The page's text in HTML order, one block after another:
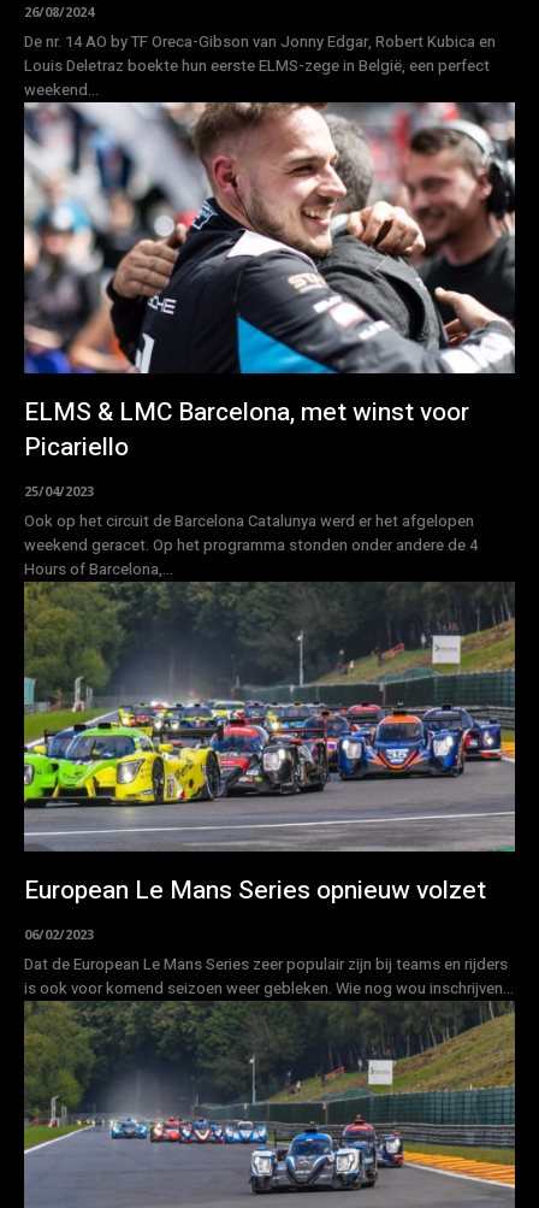
26/08/2024
De nr. 14 AO by TF Oreca-Gibson van Jonny Edgar, Robert Kubica en
Louis Deletraz boekte hun eerste ELMS-zege in België, een perfect
weekend...
ELMS & LMC Barcelona, met winst voor
Picariello
25/04/2023
Ook op het circuit de Barcelona Catalunya werd er het afgelopen
weekend geracet. Op het programma stonden onder andere de 4
Hours of Barcelona,...
European Le Mans Series opnieuw volzet
06/02/2023
Dat de European Le Mans Series zeer populair zijn bij teams en rijders
is ook voor komend seizoen weer gebleken. Wie nog wou inschrijven...